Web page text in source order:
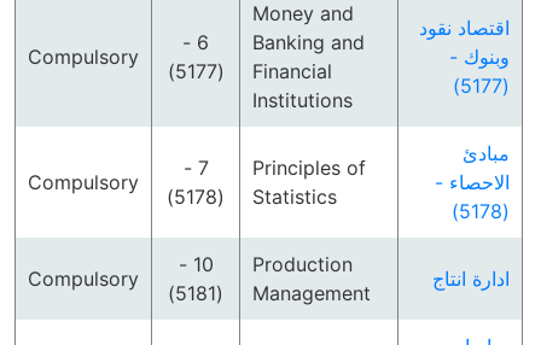
اقتصاد نقود
وبنوك -
(5177)
Money and
Banking and
Financial
Institutions
6 -
(5177)
Compulsory
مبادئ
الاحصاء -
(5178)
Principles of
Statistics
7 -
(5178)
Compulsory
ادارة انتاج
Production
Management
10 -
(5181)
Compulsory